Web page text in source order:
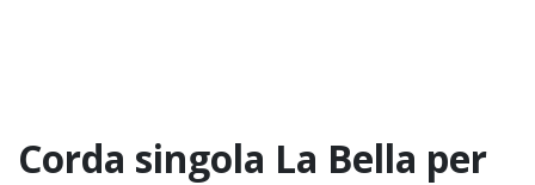
Corda singola La Bella per